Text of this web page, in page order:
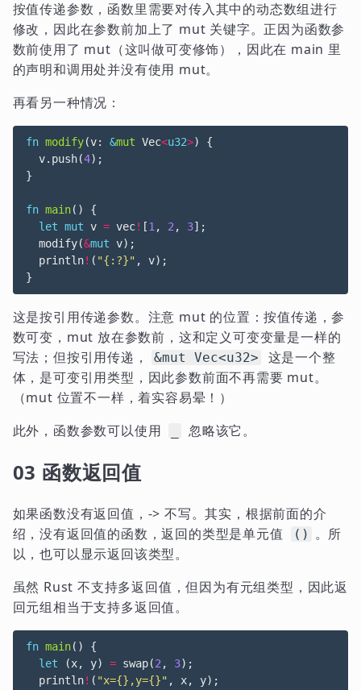
按值传递参数，函数里需要对传入其中的动态数组进行
修改，因此在参数前加上了 mut 关键字。正因为函数参
数前使用了 mut（这叫做可变修饰），因此在 main 里
的声明和调用处并没有使用 mut。
再看另一种情况：
fn modify(v: &mut Vec<u32>)
{
v. push(4);
}
fn main()
{
let mut v = vec! [1, 2, 3];
modify(&mut v);
println! ( "{:?}" , v);
}
这是按引用传递参数。注意 mut 的位置：按值传递，参
数可变，mut 放在参数前，这和定义可变变量是一样的
写法；但按引用传递，
&mut Vec<u32>
这是一个整
体，是可变引用类型，因此参数前面不再需要 mut。
（mut 位置不一样，着实容易晕！）
此外，函数参数可以使用
忽略该它。
03 函数返回值
如果函数没有返回值，-> 不写。其实，根据前面的介
绍，没有返回值的函数，返回的类型是单元值
() 。所
以，也可以显示返回该类型。
虽然 Rust 不支持多返回值，但因为有元组类型，因此返
回元组相当于支持多返回值。
fn main()
{
let
(x, y) = swap(2, 3);
println! ( "x={},y={}" , x, y);